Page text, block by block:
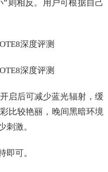
则相反。用户可根据自己
开启后可减少蓝光辐射，缓
比较艳丽，晚间黑暗环境
刺激。
即可。